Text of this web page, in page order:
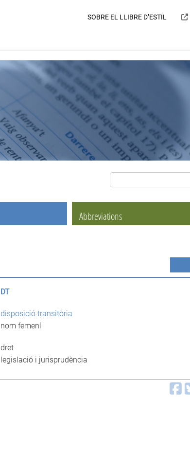
SOBRE EL LLIBRE D’ESTIL
Abbreviations
DT
disposició transitòria
nom femení
dret
legislació i jurisprudència